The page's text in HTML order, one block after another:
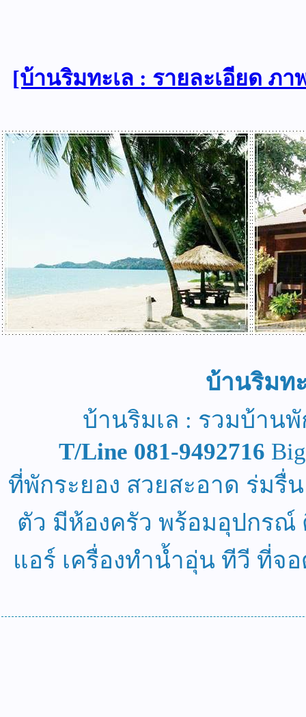
[บ้านริมทะเล : รายละเอียด
บ้านริมท
บ้านริมเล : รวมบ้าน
T/Line 081-9492716
ที่พักระยอง สวยสะอาด ร่ม
ตัว มีห้องครัว พร้อมอุปกรณ์
แอร์ เครื่องทำน้ำอุ่น ทีวี ที่จอ